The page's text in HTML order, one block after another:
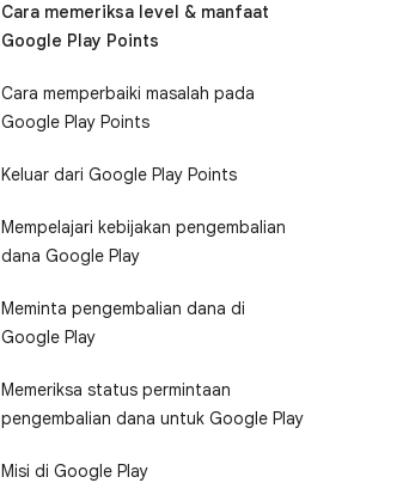
Cara memeriksa level & manfaat
Google Play Points
Cara memperbaiki masalah pada
Google Play Points
Keluar dari Google Play Points
Mempelajari kebijakan pengembalian
dana Google Play
Meminta pengembalian dana di
Google Play
Memeriksa status permintaan
pengembalian dana untuk Google Play
Misi di Google Play